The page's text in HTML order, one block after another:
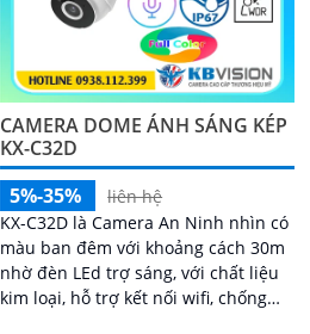
CAMERA DOME ÁNH SÁNG KÉP
KX-C32D
5%-35%
liên hệ
KX-C32D là Camera An Ninh nhìn có
màu ban đêm với khoảng cách 30m
nhờ đèn LEd trợ sáng, với chất liệu
kim loại, hỗ trợ kết nối wifi, chống